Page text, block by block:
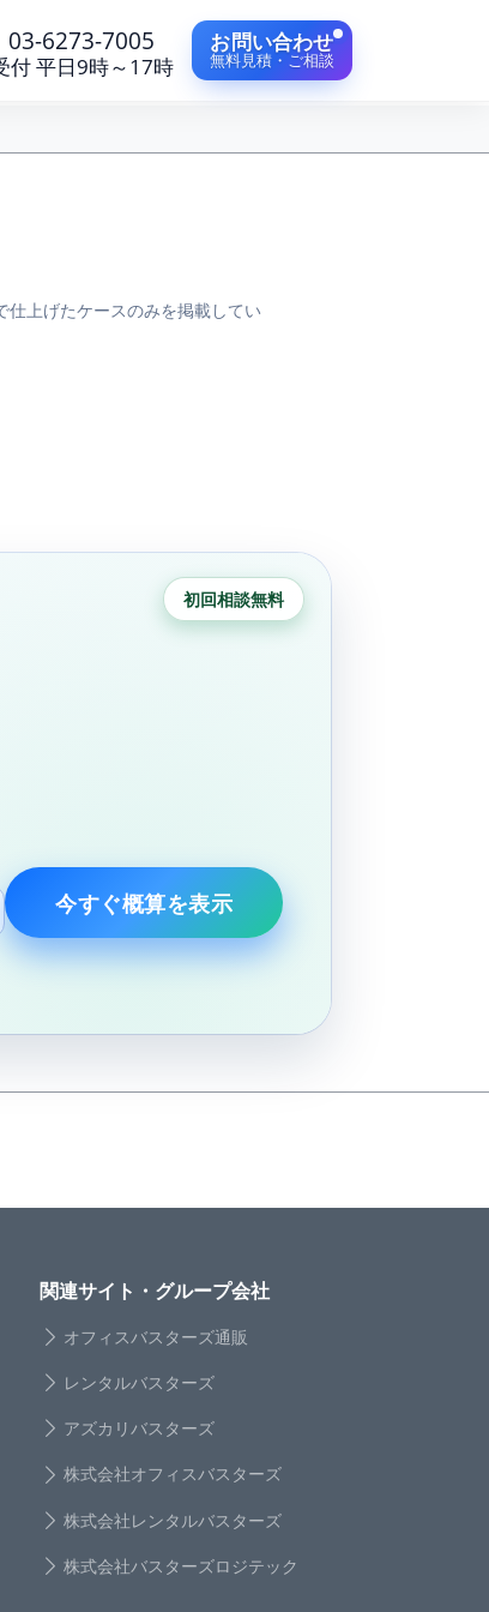
03-6273-7005
付 平日9時～17時
お問い合わせ
無料見積・ご相談
上げたケースのみを掲載してい
初回相談無料
今すぐ概算を表示
関連サイト・グループ会社
オフィスバスターズ通販
レンタルバスターズ
アズカリバスターズ
株式会社オフィスバスターズ
株式会社レンタルバスターズ
株式会社バスターズロジテック